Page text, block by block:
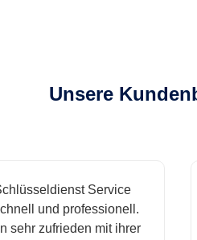
Unsere
Service
und professionell.
zufrieden mit ihrer